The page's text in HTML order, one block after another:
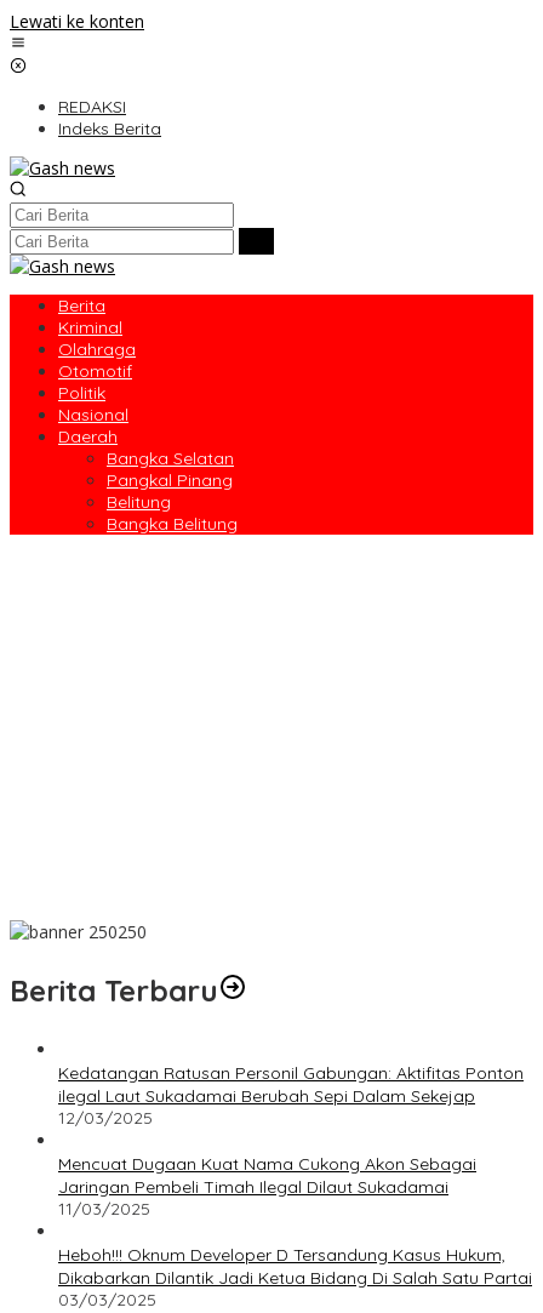
Lewati ke konten
REDAKSI
Indeks Berita
Berita
Kriminal
Olahraga
Otomotif
Politik
Nasional
Daerah
Bangka Selatan
Pangkal Pinang
Belitung
Bangka Belitung
Berita Terbaru
Kedatangan Ratusan Personil Gabungan: Aktifitas Ponton
ilegal Laut Sukadamai Berubah Sepi Dalam Sekejap
12/03/2025
Mencuat Dugaan Kuat Nama Cukong Akon Sebagai
Jaringan Pembeli Timah Ilegal Dilaut Sukadamai
11/03/2025
Heboh!!! Oknum Developer D Tersandung Kasus Hukum,
Dikabarkan Dilantik Jadi Ketua Bidang Di Salah Satu Partai
03/03/2025